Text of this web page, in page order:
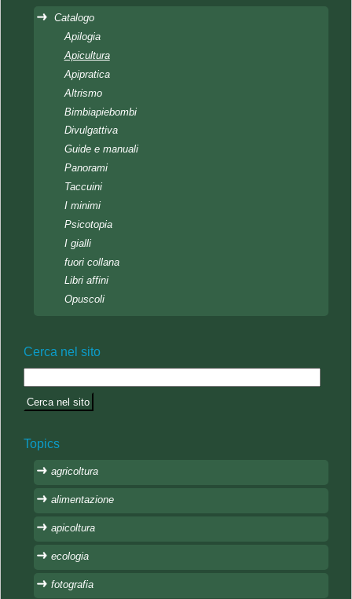
Catalogo
Apilogia
Apicultura
Apipratica
Altrismo
Bimbiapiebombi
Divulgattiva
Guide e manuali
Panorami
Taccuini
I minimi
Psicotopia
I gialli
fuori collana
Libri affini
Opuscoli
Cerca nel sito
Topics
agricoltura
alimentazione
apicoltura
ecologia
fotografia